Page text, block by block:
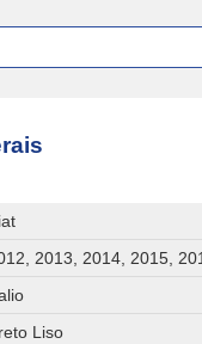
2013, 2014, 2015,
Liso